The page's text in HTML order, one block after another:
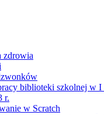
zdrowia
biblioteki szkolnej w I
r.
w Scratch